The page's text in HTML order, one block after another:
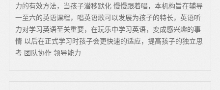
力的有效方法，当孩子潜移默化 慢慢跟着唱，本机构旨在辅导
一至六的英语课程，唱英语歌可以发展为孩子的特长，英语听
力对学习英语至关重要，在玩乐中学习英语，变成感兴趣的事
情 以后在正式学习时孩子会更快速的适应，提高孩子的独立思
考 团队协作 领导能力